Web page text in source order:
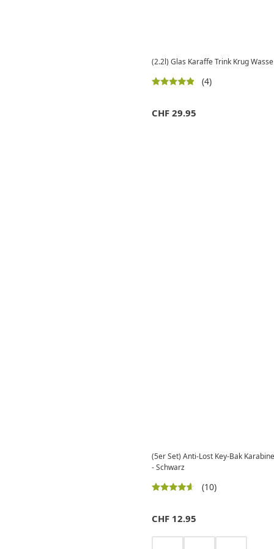
(2.2l) Glas Karaffe Trink Krug
(4)
CHF 29.95
(5er Set) Anti-Lost Key-Bak Karabiner
- Schwarz
(10)
CHF 12.95